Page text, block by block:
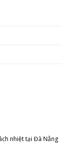
nhiệt tại Đà Nẵng